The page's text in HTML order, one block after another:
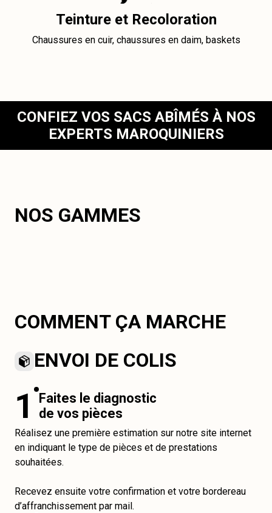
Teinture et Recoloration
Chaussures en cuir, chaussures en daim, baskets
CONFIEZ VOS SACS ABÎMÉS À NOS
EXPERTS MAROQUINIERS
NOS GAMMES
COMMENT ÇA MARCHE
ENVOI DE COLIS
1
Faites le diagnostic
de vos pièces
Réalisez une première estimation sur notre site internet
en indiquant le type de pièces et de prestations
souhaitées.
Recevez ensuite votre confirmation et votre bordereau
d’affranchissement par mail.